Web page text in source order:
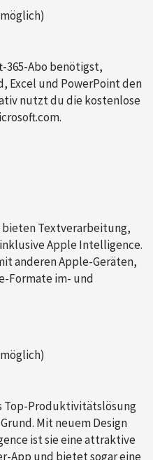
365-Abo benötigst,
Excel und PowerPoint den
nutzt du die kostenlose
bieten Textverarbeitung,
Apple Intelligence.
anderen Apple-Geräten,
Formate im- und
Top-Produktivitätslösung
Mit neuem Design
ist sie eine attraktive
App und bietet sogar eine